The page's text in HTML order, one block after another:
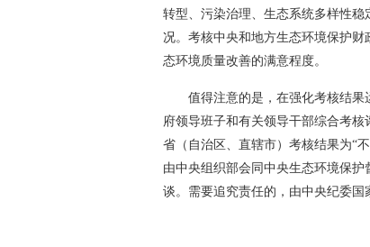
转型、污染治理、生态系统多样性
况。考核中央和地方生态环境保护
态环境质量改善的满意程度。
值得注意的是，在强化考核结
府领导班子和有关领导干部综合考核
省（自治区、直辖市）考核结果为“
由中央组织部会同中央生态环境保
谈。需要追究责任的，由中央纪委国